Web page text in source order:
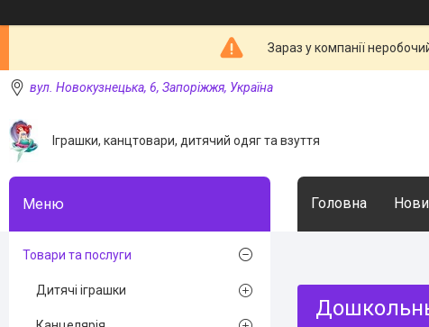
Зараз у компанії
вул. Новокузнецька, 6, Запоріжжя, Україна
Іграшки, канцтовари, дитячий одяг та взуття
Головна
Товари та послуги
Дитячі іграшки